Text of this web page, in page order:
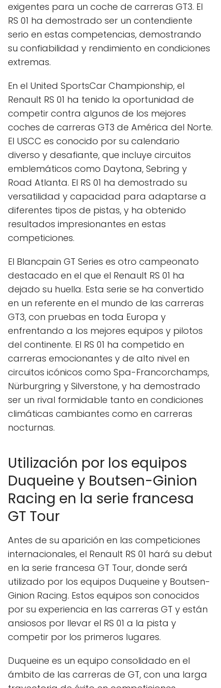
exigentes para un coche de carreras GT3. El
RS 01 ha demostrado ser un contendiente
serio en estas competencias, demostrando
su confiabilidad y rendimiento en condiciones
extremas.
En el United SportsCar Championship, el
Renault RS 01 ha tenido la oportunidad de
competir contra algunos de los mejores
coches de carreras GT3 de América del Norte.
El USCC es conocido por su calendario
diverso y desafiante, que incluye circuitos
emblemáticos como Daytona, Sebring y
Road Atlanta. El RS 01 ha demostrado su
versatilidad y capacidad para adaptarse a
diferentes tipos de pistas, y ha obtenido
resultados impresionantes en estas
competiciones.
El Blancpain GT Series es otro campeonato
destacado en el que el Renault RS 01 ha
dejado su huella. Esta serie se ha convertido
en un referente en el mundo de las carreras
GT3, con pruebas en toda Europa y
enfrentando a los mejores equipos y pilotos
del continente. El RS 01 ha competido en
carreras emocionantes y de alto nivel en
circuitos icónicos como Spa-Francorchamps,
Nürburgring y Silverstone, y ha demostrado
ser un rival formidable tanto en condiciones
climáticas cambiantes como en carreras
nocturnas.
Utilización por los equipos
Duqueine y Boutsen-Ginion
Racing en la serie francesa
GT Tour
Antes de su aparición en las competiciones
internacionales, el Renault RS 01 hará su debut
en la serie francesa GT Tour, donde será
utilizado por los equipos Duqueine y Boutsen-
Ginion Racing. Estos equipos son conocidos
por su experiencia en las carreras GT y están
ansiosos por llevar el RS 01 a la pista y
competir por los primeros lugares.
Duqueine es un equipo consolidado en el
ámbito de las carreras de GT, con una larga